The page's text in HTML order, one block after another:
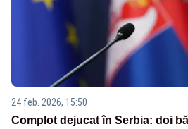
24 feb. 2026, 15:50
Complot dejucat în Serbia: doi